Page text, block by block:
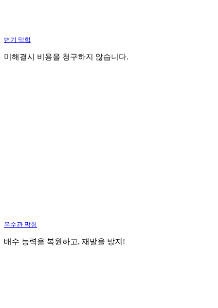
변기 막힘
미해결시 비용을 청구하지 않습니다.
우수관 막힘
배수 능력을 복원하고, 재발을 방지!